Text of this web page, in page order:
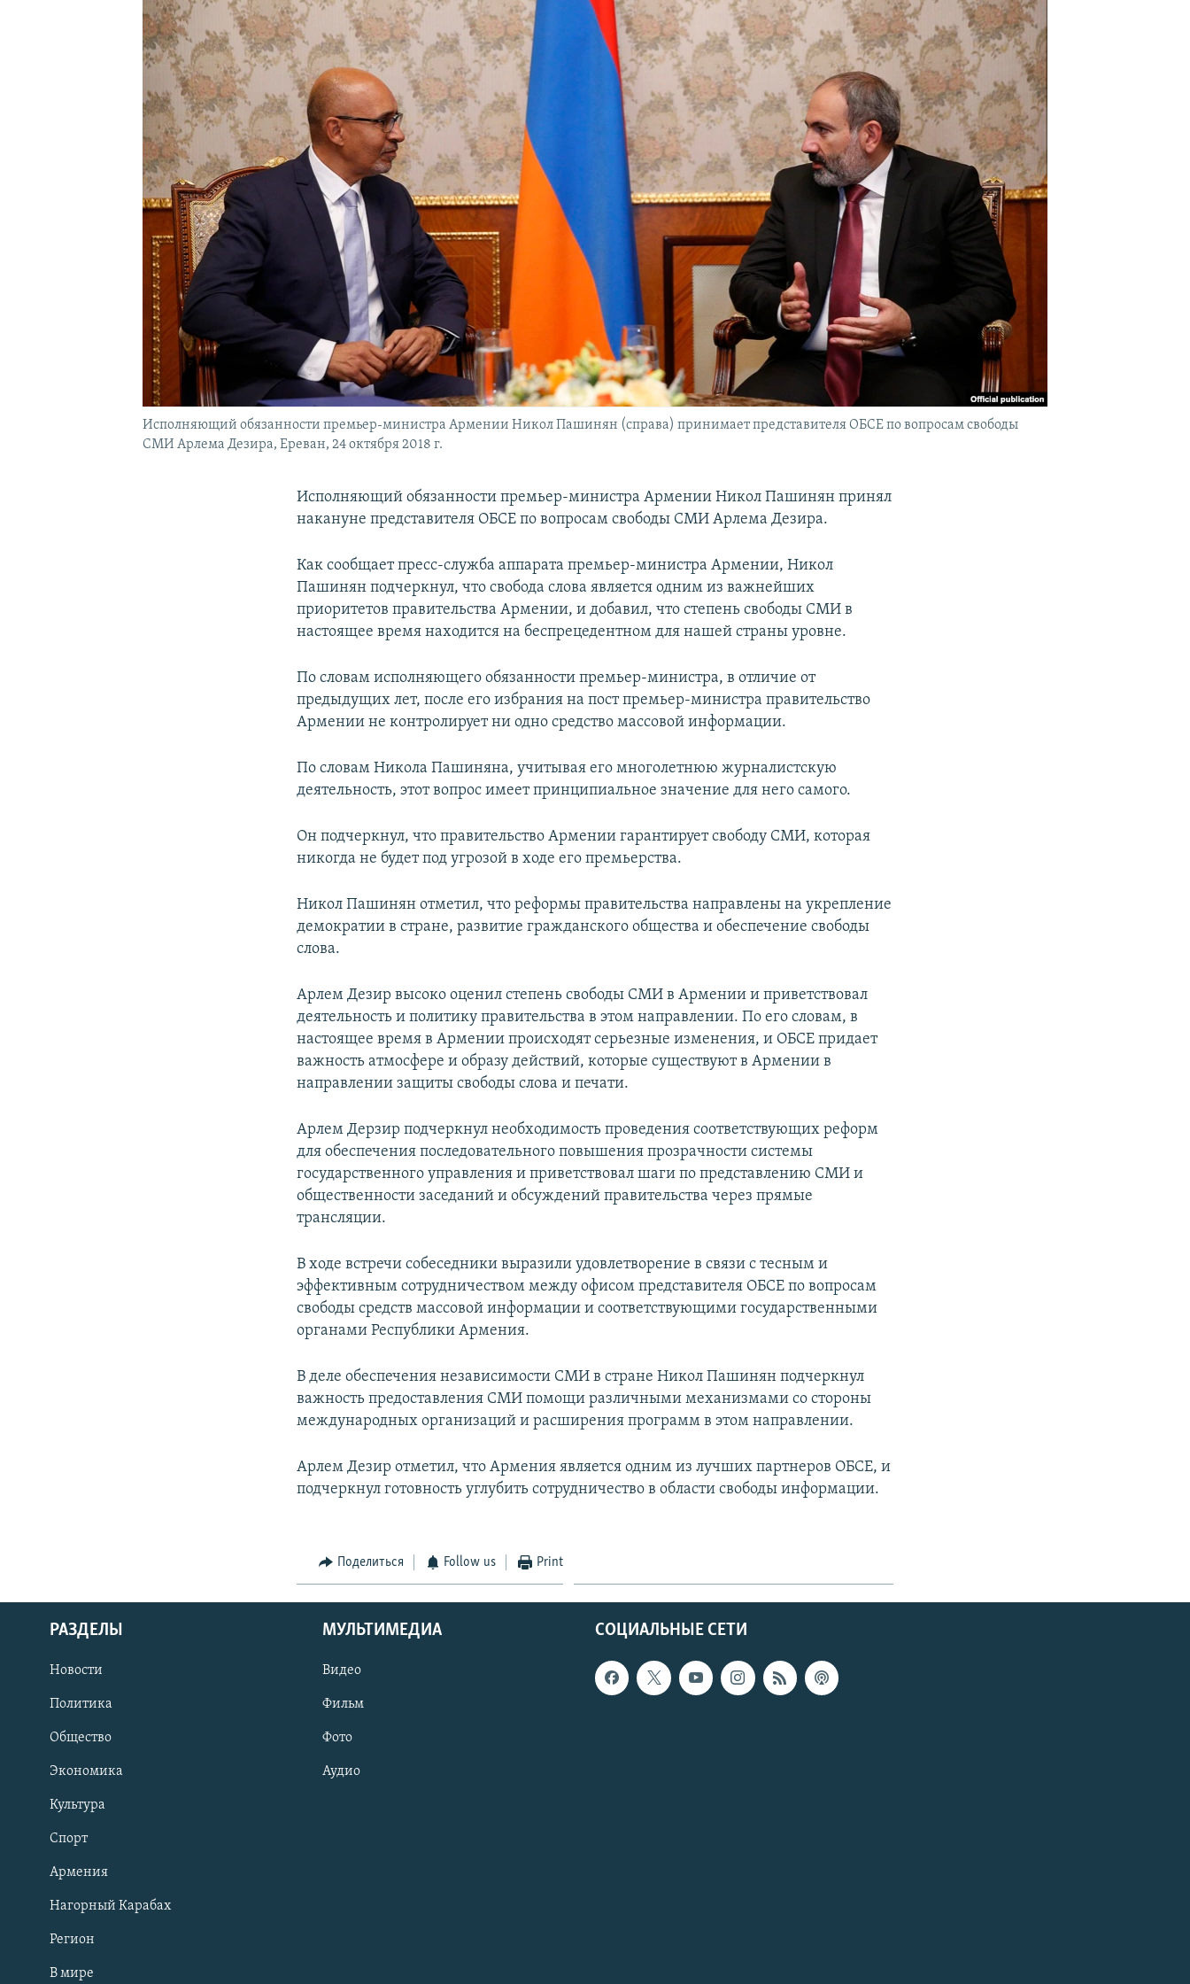
Исполняющий обязанности премьер-министра Армении Никол Пашинян (справа) принимает представителя ОБСЕ по вопросам свободы
СМИ Арлема Дезира, Ереван, 24 октября 2018 г.
Исполняющий обязанности премьер-министра Армении Никол Пашинян принял
накануне представителя ОБСЕ по вопросам свободы СМИ Арлема Дезира.
Как сообщает пресс-служба аппарата премьер-министра Армении, Никол
Пашинян подчеркнул, что свобода слова является одним из важнейших
приоритетов правительства Армении, и добавил, что степень свободы СМИ в
настоящее время находится на беспрецедентном для нашей страны уровне.
По словам исполняющего обязанности премьер-министра, в отличие от
предыдущих лет, после его избрания на пост премьер-министра правительство
Армении не контролирует ни одно средство массовой информации.
По словам Никола Пашиняна, учитывая его многолетнюю журналистскую
деятельность, этот вопрос имеет принципиальное значение для него самого.
Он подчеркнул, что правительство Армении гарантирует свободу СМИ, которая
никогда не будет под угрозой в ходе его премьерства.
Никол Пашинян отметил, что реформы правительства направлены на укрепление
демократии в стране, развитие гражданского общества и обеспечение свободы
слова.
Арлем Дезир высоко оценил степень свободы СМИ в Армении и приветствовал
деятельность и политику правительства в этом направлении. По его словам, в
настоящее время в Армении происходят серьезные изменения, и ОБСЕ придает
важность атмосфере и образу действий, которые существуют в Армении в
направлении защиты свободы слова и печати.
Арлем Дерзир подчеркнул необходимость проведения соответствующих реформ
для обеспечения последовательного повышения прозрачности системы
государственного управления и приветствовал шаги по представлению СМИ и
общественности заседаний и обсуждений правительства через прямые
трансляции.
В ходе встречи собеседники выразили удовлетворение в связи с тесным и
эффективным сотрудничеством между офисом представителя ОБСЕ по вопросам
свободы средств массовой информации и соответствующими государственными
органами Республики Армения.
В деле обеспечения независимости СМИ в стране Никол Пашинян подчеркнул
важность предоставления СМИ помощи различными механизмами со стороны
международных организаций и расширения программ в этом направлении.
Aрлем Дезир отметил, что Армения является одним из лучших партнеров ОБСЕ, и
подчеркнул готовность углубить сотрудничество в области свободы информации.
Поделиться Follow us Print
СОЦИАЛЬНЫЕ СЕТИ
РАЗДЕЛЫ
Новости
Политика
Общество
Экономика
Культура
Спорт
Армения
Нагорный Карабах
Регион
В мире
МУЛЬТИМЕДИА
Видео
Фильм
Фото
Аудио